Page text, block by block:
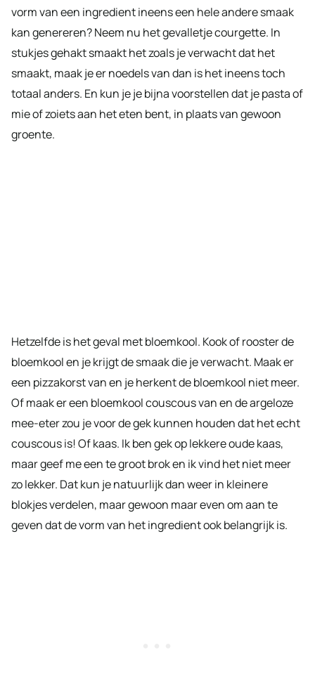
vorm van een ingredient ineens een hele andere smaak
kan genereren? Neem nu het gevalletje courgette. In
stukjes gehakt smaakt het zoals je verwacht dat het
smaakt, maak je er noedels van dan is het ineens toch
totaal anders. En kun je je bijna voorstellen dat je pasta of
mie of zoiets aan het eten bent, in plaats van gewoon
groente.
Hetzelfde is het geval met bloemkool. Kook of rooster de
bloemkool en je krijgt de smaak die je verwacht. Maak er
een pizzakorst van en je herkent de bloemkool niet meer.
Of maak er een bloemkool couscous van en de argeloze
mee-eter zou je voor de gek kunnen houden dat het echt
couscous is! Of kaas. Ik ben gek op lekkere oude kaas,
maar geef me een te groot brok en ik vind het niet meer
zo lekker. Dat kun je natuurlijk dan weer in kleinere
blokjes verdelen, maar gewoon maar even om aan te
geven dat de vorm van het ingredient ook belangrijk is.